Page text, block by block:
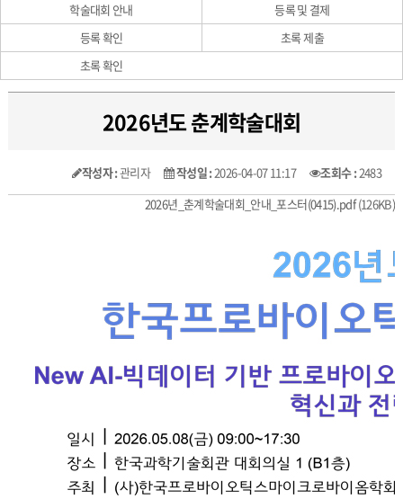
학술대회 안내
등록 및 결제
등록 확인
초록 제출
초록 확인
2026년도 춘계학술대회
작성자 :관리자 작성일 :2026-04-07 11:17 조회수 :2483
2026년_춘계학술대회_안내_포스터(0415).pdf(126KB)